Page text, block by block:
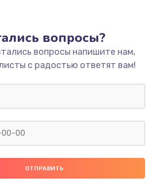
Pемонт карбюратора
1300 руб.
Заказать
капиллярной трубки
400 руб.
вопросы?
вопросы напишите нам,
с радостью ответят вам!